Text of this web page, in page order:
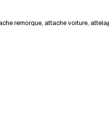
remorque, attache voiture,